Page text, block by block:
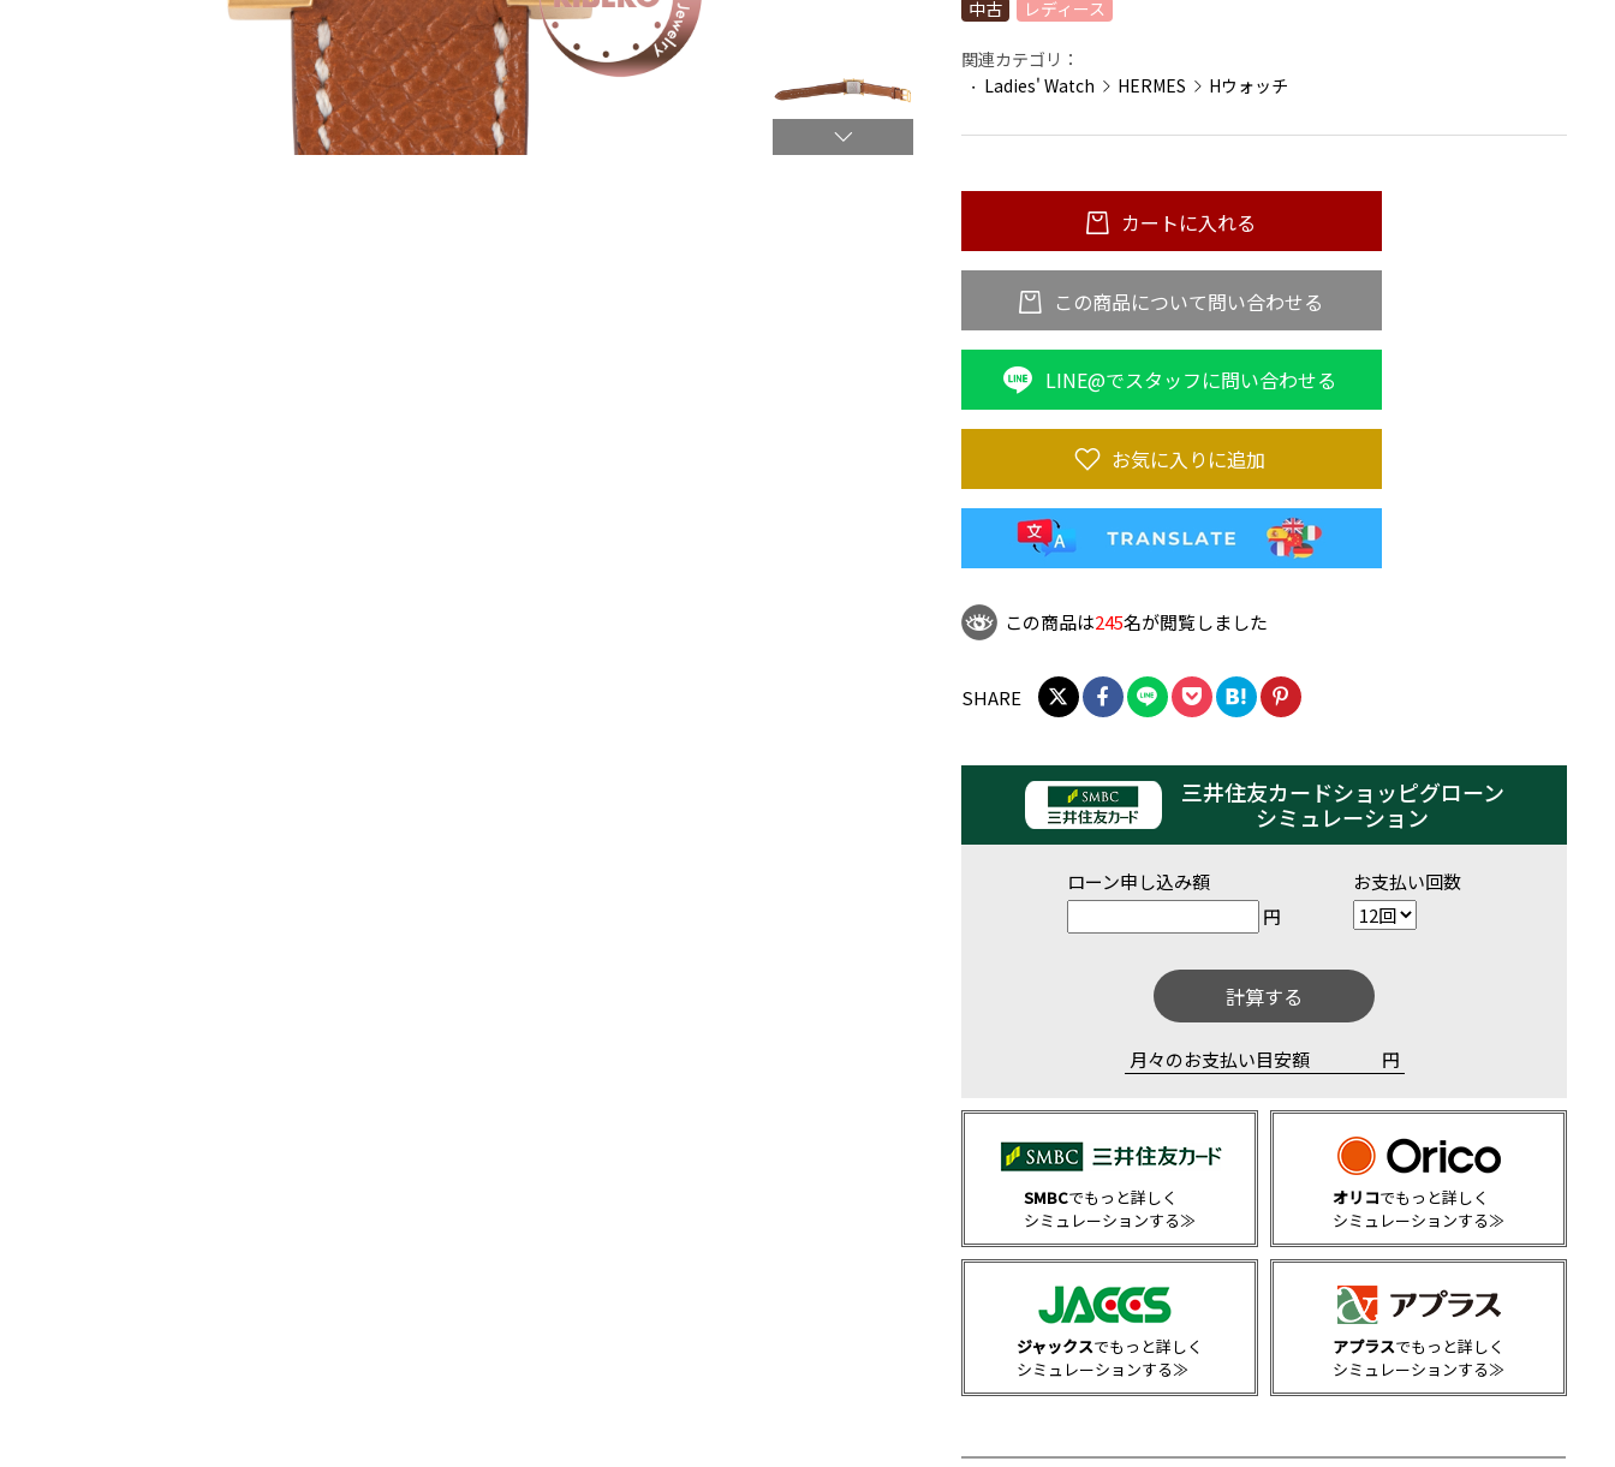
中古
レディース
関連カテゴリ：
Ladies' Watch
HERMES Hウォッチ
カートに入れる
この商品について問い合わせる
LINE@でスタッフに問い合わせる
お気に入りに追加
この商品は245名が閲覧しました
SHARE
三井住友カードショッピグローン
シミュレーション
ローン申し込み額
円
お支払い回数
計算する
月々のお支払い目安額 円
SMBCでもっと詳しく
シミュレーションする≫
オリコでもっと詳しく
シミュレーションする≫
ジャックスでもっと詳しく
シミュレーションする≫
アプラスでもっと詳しく
シミュレーションする≫